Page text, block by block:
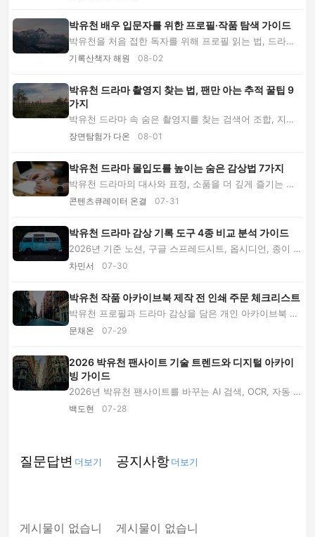
박유천 배우 입문자를 위한 프로필·작품 탐색 가이드
박유천을 처음 접한 독자를 위해 프로필 읽는 법, 드라마
와 영화 구분, 연기 관찰 기준, 2026년 활동 정...
기록산책자 해원 08-02
박유천 드라마 촬영지 찾는 법, 팬만 아는 추적 꿀팁 9
가지
박유천 드라마 속 숨은 촬영지를 찾는 검색어 조합, 지도·
로드뷰 판별법, 방문 전 확인사항과 팬 아카이...
장면탐험가 다온 08-01
박유천 드라마 몰입도를 높이는 숨은 감상법 7가지
박유천 드라마의 대사와 표정, 소품을 더 깊게 즐기는 숨
은 감상 팁을 소개합니다. 음향 설정부터 회차 ...
콘텐츠큐레이터 온결 07-31
박유천 드라마 감상 기록 도구 4종 비교 분석 가이드
2026년 기준 노션, 구글 스프레드시트, 옵시디언, 종이 노
트로 박유천 드라마 감상과 프로필 자료를 기...
차민서 07-30
박유천 작품 아카이브북 제작 전 인쇄 주문 체크리스트
박유천 프로필과 드라마 감상을 담은 개인 아카이브북 제
작 가이드입니다. 자료 출처와 저작권, 판형·용...
문채온 07-29
2026 박유천 팬사이트 기술 트렌드와 디지털 아카이
빙 가이드
2026년 박유천 팬사이트를 바꾸는 AI 검색, OCR, 자동 자
막, 구조화 데이터와 출처 검증 흐름을 살펴보...
백도현 07-28
질문답변
게시물이 없습니
더보기 공지사항
게시물이 없습니
더보기